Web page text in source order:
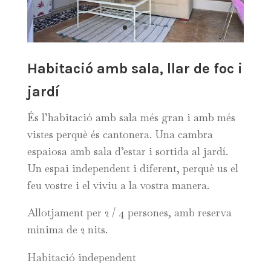
Habitació amb sala, llar de foc i
jardí
És l’habitació amb sala més gran i amb més
vistes perquè és cantonera. Una cambra
espaiosa amb sala d’estar i sortida al jardí.
Un espai independent i diferent, perquè us el
feu vostre i el viviu a la vostra manera.
Allotjament per 2 / 4 persones, amb reserva
mínima de 2 nits.
Habitació independent